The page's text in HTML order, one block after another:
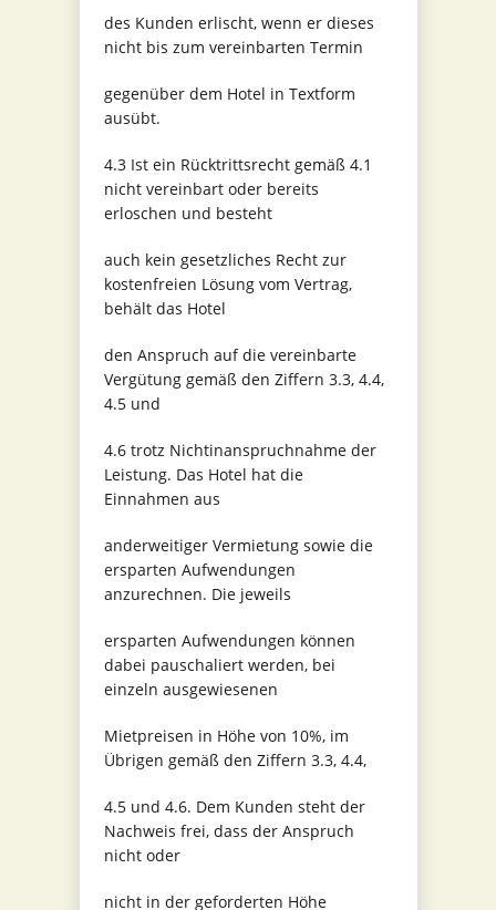
des Kunden erlischt, wenn er dieses
nicht bis zum vereinbarten Termin
gegenüber dem Hotel in Textform
ausübt.
4.3 Ist ein Rücktrittsrecht gemäß 4.1
nicht vereinbart oder bereits
erloschen und besteht
auch kein gesetzliches Recht zur
kostenfreien Lösung vom Vertrag,
behält das Hotel
den Anspruch auf die vereinbarte
Vergütung gemäß den Ziffern 3.3, 4.4,
4.5 und
4.6 trotz Nichtinanspruchnahme der
Leistung. Das Hotel hat die
Einnahmen aus
anderweitiger Vermietung sowie die
ersparten Aufwendungen
anzurechnen. Die jeweils
ersparten Aufwendungen können
dabei pauschaliert werden, bei
einzeln ausgewiesenen
Mietpreisen in Höhe von 10%, im
Übrigen gemäß den Ziffern 3.3, 4.4,
4.5 und 4.6. Dem Kunden steht der
Nachweis frei, dass der Anspruch
nicht oder
nicht in der geforderten Höhe